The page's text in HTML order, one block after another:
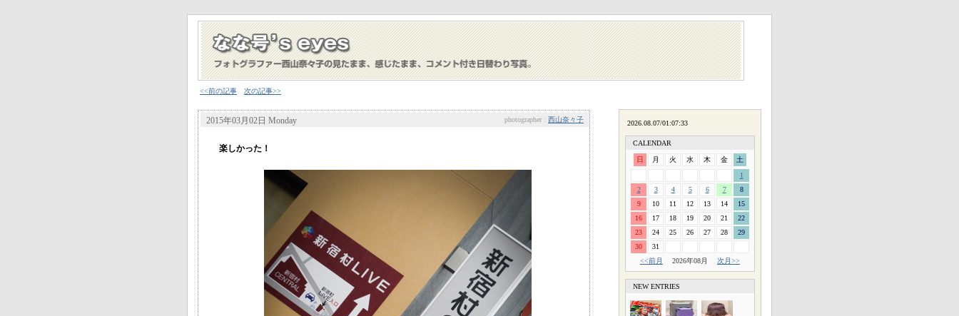
<<前の記事 次の記事>>
2015年03月02日 Monday photographer : 西山奈々子
楽しかった！
CALENDAR
日 月 火 水 木 金
土
1
2
3 4 5 6 7
8
9
10 11 12 13 14
15
16
17 18 19 20 21
22
23
24 25 26 27 28
29
30
31
<<前月
2026年08月 次月>>
NEW ENTRIES